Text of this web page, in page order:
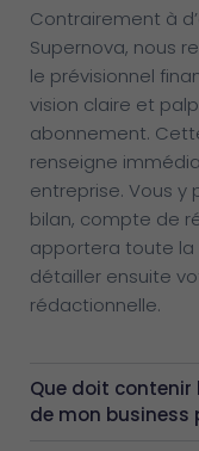
Contrairement à
Supernova, nous
le prévisionnel
vision claire et
abonnement.
renseigne
entreprise. Vous y
bilan, compte de
apportera toute la
détailler ensuite
rédactionnelle.
Que doit contenir
de mon business